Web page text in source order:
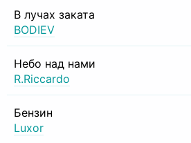
В лучах заката
BODIEV
Небо над нами
R.Riccardo
Бензин
Luxor